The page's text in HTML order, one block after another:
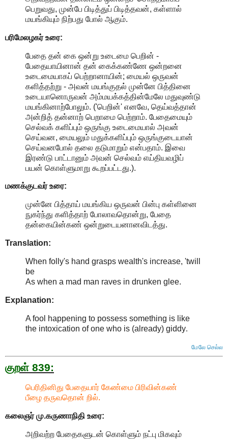
பெறுவது, முன்பே பிடித்துப் பிடித்தவன், கள்ளால்
மயங்கியும் நிற்பது போல் ஆகும்.
பரிமேலழகர் உரை:
பேதை தன் கை ஒன்று உடைமை பெறின் -
பேதையாயினான் தன் கைக்கண்ணே ஒன்றனை
உடைமையாகப் பெற்றானாயின்; மையல் ஒருவன்
களித்தற்று - அவன் மயங்குதல் முன்னே பித்தினை
உடையானொருவன் அம்மயக்கத்தின்மேலே மதுவுண்டு
மயங்கினாற்போலும். ('பெறின்' எனவே, தெய்வத்தான்
அன்றித் தன்னாற் பெறாமை பெற்றாம். பேதைமையும்
செல்வக் களிப்பும் ஒருங்கு உடைமையால் அவன்
செய்வன, மையலும் மதுக்களிப்பும் ஒருங்குடையான்
செய்வனபோல் தலை தடுமாறும் என்பதாம். இவை
இரண்டு பாட்டானும் அவன் செல்வம் எய்தியவழிப்
பயன் கொள்ளுமாறு கூறப்பட்டது.).
மணக்குடவர் உரை:
முன்னே பித்தாய் மயங்கிய ஒருவன் பின்பு கள்ளினை
நுகர்ந்து களித்தாற் போலாவதொன்று, பேதை
தன்கையின்கண் ஒன்றுடையனானவிடத்து.
Translation:
When folly's hand grasps wealth's increase, 'twill
be
As when a mad man raves in drunken glee.
Explanation:
A fool happening to possess something is like
the intoxication of one who is (already) giddy.
மேலே செல்ல
குறள் 839:
பெரிதினிது பேதையார் கேண்மை பிரிவின்கண்
பீழை தருவதொன் றில்.
கலைஞர் மு.கருணாநிதி உரை:
அறிவற்ற பேதைகளுடன் கொள்ளும் நட்பு மிகவும்